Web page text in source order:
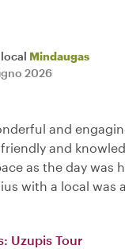
Mindaugas
2026
and
and
as the day was
with a local was
Uzupis Tour